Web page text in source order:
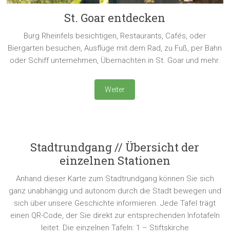
St. Goar entdecken
Burg Rheinfels besichtigen, Restaurants, Cafés, oder
Biergarten besuchen, Ausflüge mit dem Rad, zu Fuß, per Bahn
oder Schiff unternehmen, Übernachten in St. Goar und mehr.
Weiter
Stadtrundgang // Übersicht der
einzelnen Stationen
Anhand dieser Karte zum Stadtrundgang können Sie sich
ganz unabhängig und autonom durch die Stadt bewegen und
sich über unsere Geschichte informieren. Jede Tafel trägt
einen QR-Code, der Sie direkt zur entsprechenden Infotafeln
leitet. Die einzelnen Tafeln: 1 – Stiftskirche